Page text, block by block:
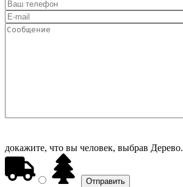
докажите, что вы человек, выбрав Дерево.